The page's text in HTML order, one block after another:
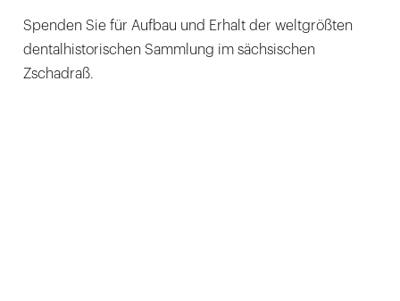
Spenden Sie für Aufbau und Erhalt der weltgrößten
dentalhistorischen Sammlung im sächsischen
Zschadraß.